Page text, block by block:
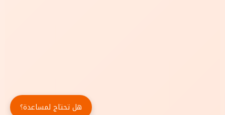
هل تحتاج لمساعدة؟